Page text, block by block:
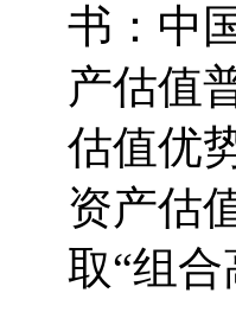
书：中
产估值
估值优
资产估
取“组